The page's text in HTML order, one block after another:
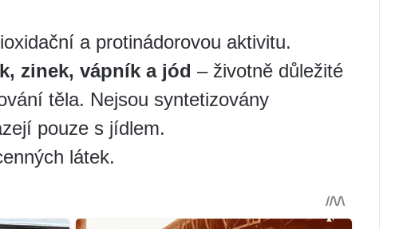
a protinádorovou aktivitu.
zinek, vápník a jód – životně důležité
těla. Nejsou syntetizovány
pouze s jídlem.
látek.